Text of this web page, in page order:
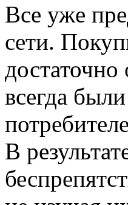
Всe ужe
сети.
всегда
В